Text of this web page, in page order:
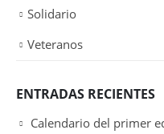
Solidario
Veteranos
ENTRADAS RECIENTES
Calendario del primer